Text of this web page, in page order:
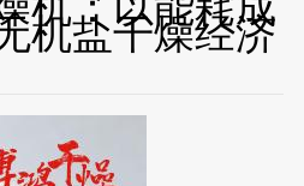
机盐干燥经济